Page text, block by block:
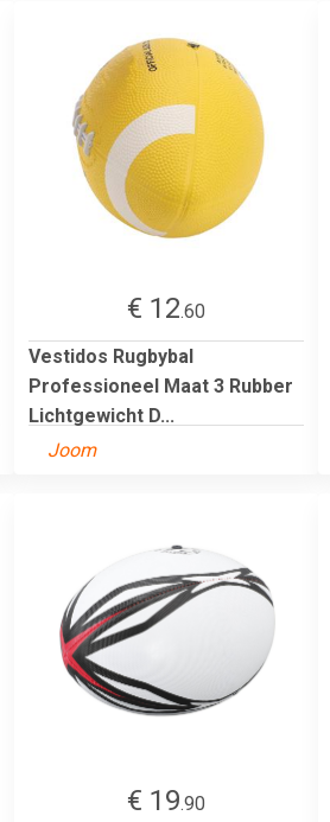
€ 12.60
Vestidos Rugbybal
Professioneel Maat 3 Rubber
Lichtgewicht D...
Joom
€ 19.90